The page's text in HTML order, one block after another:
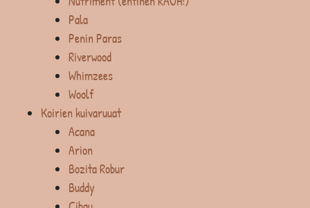
Pala
Penin Paras
Riverwood
Whimzees
Woolf
Koirien kuivaruuat
Acana
Arion
Bozita Robur
Buddy